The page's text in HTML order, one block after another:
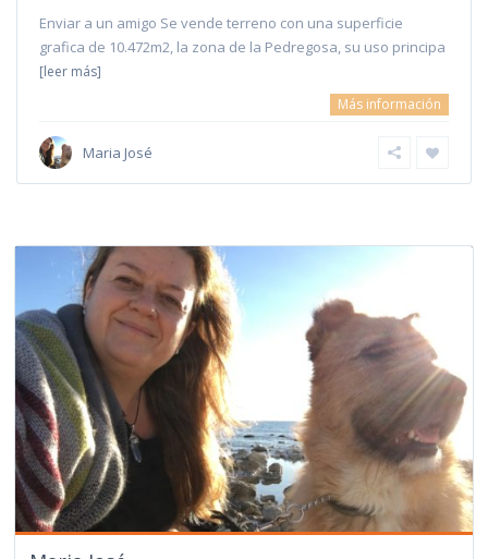
Enviar a un amigo Se vende terreno con una superficie
grafica de 10.472m2, la zona de la Pedregosa, su uso principa
[leer más]
Más información
Maria José